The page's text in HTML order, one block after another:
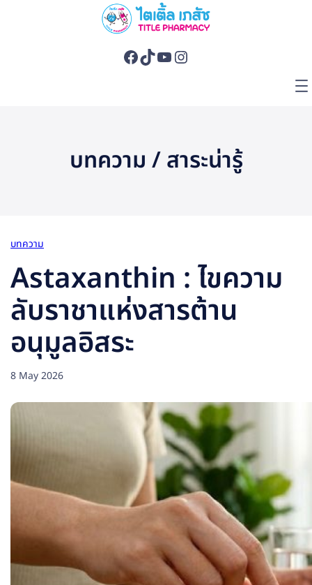
บทความ / สาระน่ารู้
บทความ
Astaxanthin : ไขความ
ลับราชาแห่งสารต้าน
อนุมูลอิสระ
8 May 2026